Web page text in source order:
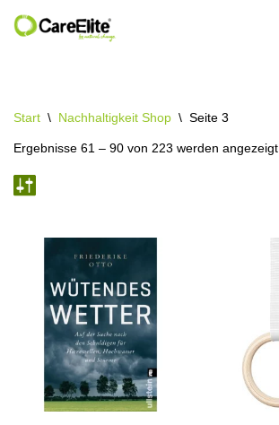
Start \ Nachhaltigkeit Shop \ Seite 3
Ergebnisse 61 – 90 von 223 werden angezeigt